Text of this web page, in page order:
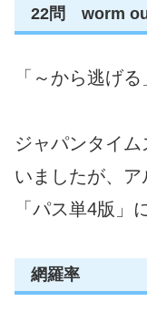
22問 worm
「～から逃げ
ジャパンタイ
いましたが、
「パス単4版」
網羅率